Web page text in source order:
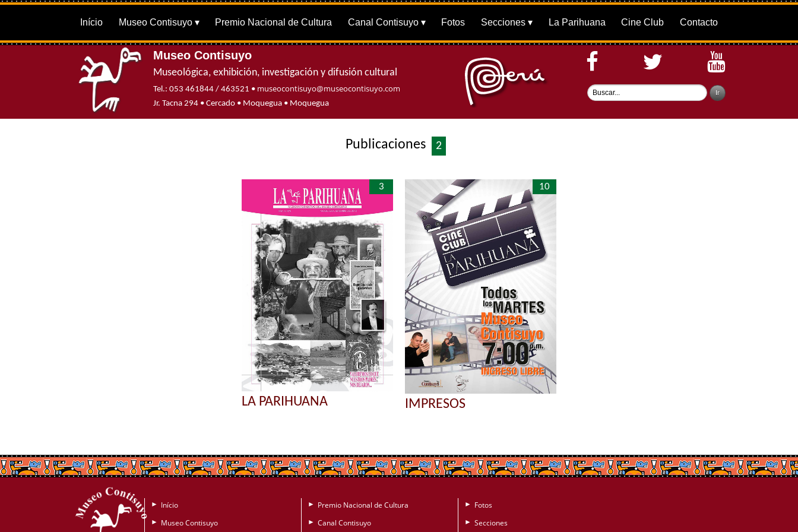
Início Museo Contisuyo Premio Nacional de Cultura Canal Contisuyo Fotos Secciones La Parihuana Cine Club Contacto
Museo Contisuyo
Museológica, exhibición, investigación y difusión cultural
Tel.: 053 461844 / 463521 • museocontisuyo@museocontisuyo.com
Jr. Tacna 294 • Cercado • Moquegua • Moquegua
Publicaciones 2
3
LA PARIHUANA
10
IMPRESOS
► Início
► Museo Contisuyo
► Premio Nacional de Cultura
► Canal Contisuyo
► Fotos
► Secciones